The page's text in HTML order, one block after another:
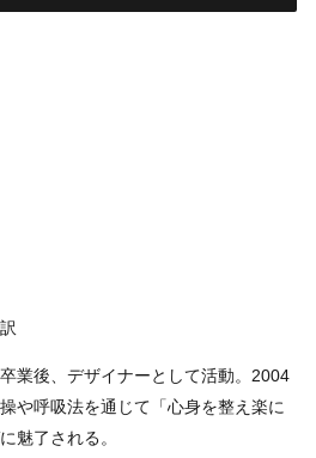
業後、デザイナーとして活動。2004
や呼吸法を通じて「心身を整え楽に
魅了される。